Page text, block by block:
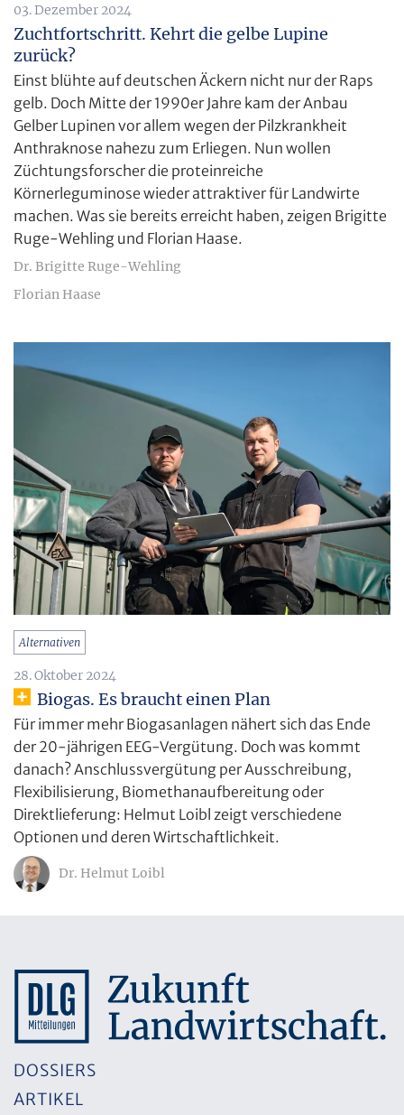
03. Dezember 2024
Zuchtfortschritt. Kehrt die gelbe Lupine
zurück?
Einst blühte auf deutschen Äckern nicht nur der Raps
gelb. Doch Mitte der 1990er Jahre kam der Anbau
Gelber Lupinen vor allem wegen der Pilzkrankheit
Anthraknose nahezu zum Erliegen. Nun wollen
Züchtungsforscher die proteinreiche
Körnerleguminose wieder attraktiver für Landwirte
machen. Was sie bereits erreicht haben, zeigen Brigitte
Ruge-Wehling und Florian Haase.
Dr. Brigitte Ruge-Wehling
Florian Haase
Alternativen
28. Oktober 2024
Biogas. Es braucht einen Plan
Für immer mehr Biogasanlagen nähert sich das Ende
der 20-jährigen EEG-Vergütung. Doch was kommt
danach? Anschlussvergütung per Ausschreibung,
Flexibilisierung, Biomethanaufbereitung oder
Direktlieferung: Helmut Loibl zeigt verschiedene
Optionen und deren Wirtschaftlichkeit.
Dr. Helmut Loibl
DOSSIERS
ARTIKEL